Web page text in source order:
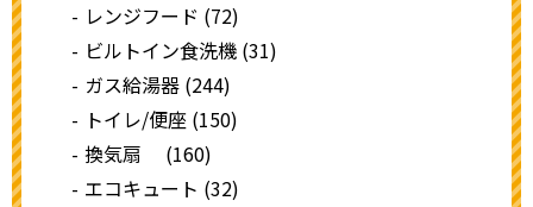
レンジフード (72)
ビルトイン食洗機 (31)
ガス給湯器 (244)
トイレ/便座 (150)
換気扇 (160)
エコキュート (32)